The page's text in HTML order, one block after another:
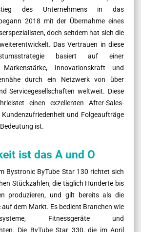
des Unternehmens in das
2018 mit der Übernahme eines
doch seitdem hat sich die
Das Vertrauen in diese
basiert auf einer
Innovationskraft und
durch ein Netzwerk von über
Servicegesellschaften weltweit. Diese
einen exzellenten After-Sales-
und Folgeaufträge
ist.
ist das A und O
Bystronic ByTube Star 130 richtet sich
Stückzahlen, die täglich Hunderte bis
produzieren, und gilt bereits als die
dem Markt. Es bedient Branchen wie
Fitnessgeräte und
Die ByTube Star 330, die im April